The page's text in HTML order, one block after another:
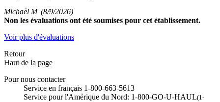
Michaël M (8/9/2026)
Non les évaluations ont été soumises pour cet établissement.
Voir plus d'évaluations
Retour
Haut de la page
Pour nous contacter
Service en français 1-800-663-5613
Service pour l'Amérique du Nord: 1-800-GO-U-HAUL(1-